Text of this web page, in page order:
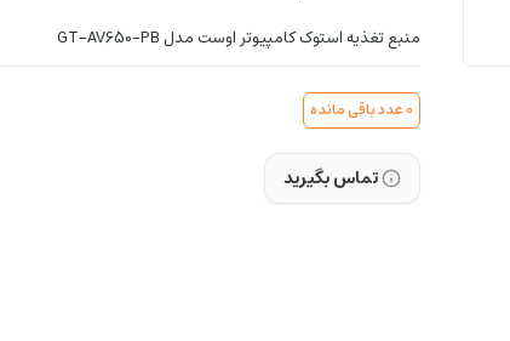
منبع تغذیه استوک کامپیوتر اوست مدل GT-AV650-PB
0عدد باقی مانده
تماس بگیرید